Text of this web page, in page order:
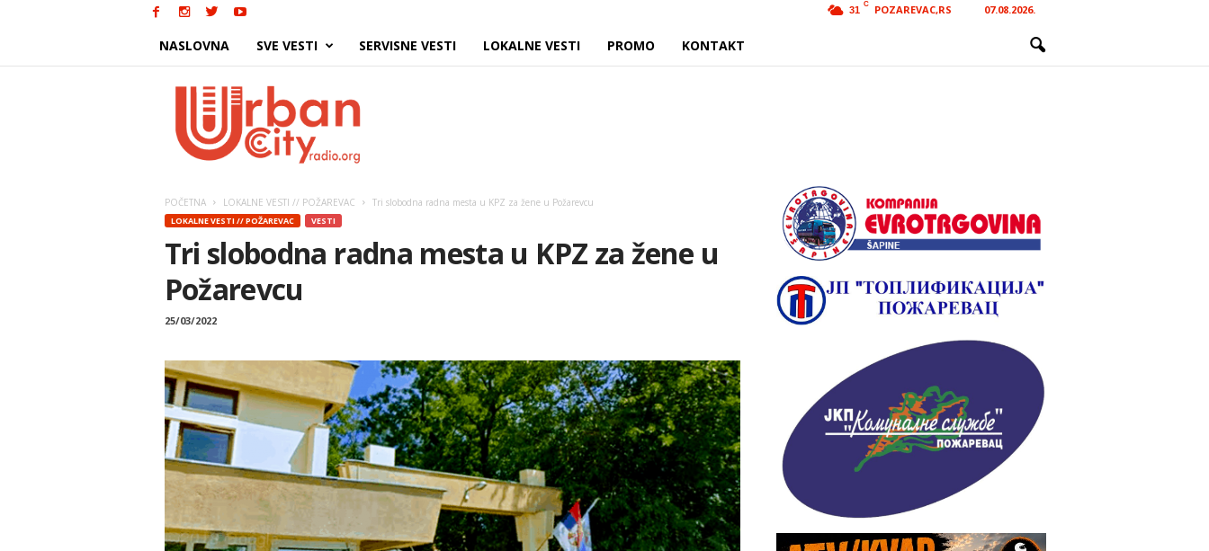
31
C POZAREVAC,RS 07.08.2026.
NASLOVNA SVE VESTI SERVISNE VESTI LOKALNE VESTI PROMO KONTAKT
POČETNA LOKALNE VESTI // POŽAREVAC Tri slobodna radna mesta u KPZ za žene u Požarevcu
LOKALNE VESTI // POŽAREVAC VESTI
Tri slobodna radna mesta u KPZ za žene u
Požarevcu
25/03/2022